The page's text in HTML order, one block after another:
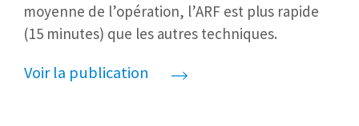
moyenne de l’opération, l’ARF est plus rapide
(15 minutes) que les autres techniques.
Voir la publication